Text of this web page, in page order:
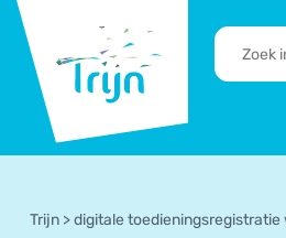
Trijn
RTA's
en
Trijn >digitale toedieningsregistratie